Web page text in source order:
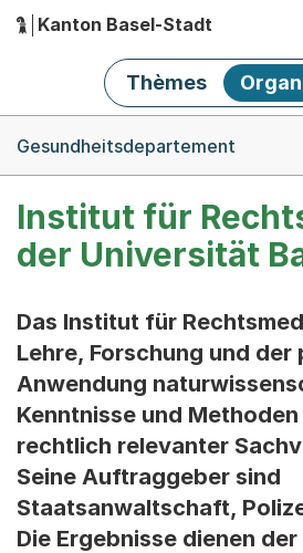
Hauptnavigation
Kanton Basel-Stadt
Thèmes
Gesundheitsdepartement
Institut für
der Universität
Das Institut für
Lehre, Forschung und der
Anwendung
Kenntnisse und
rechtlich relevanter
Seine Auftraggeber sind
Staatsanwaltschaft,
Die Ergebnisse dienen